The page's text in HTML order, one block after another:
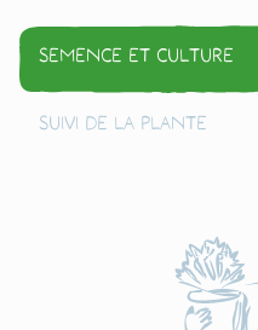
Semence et culture
Suivi de la plante